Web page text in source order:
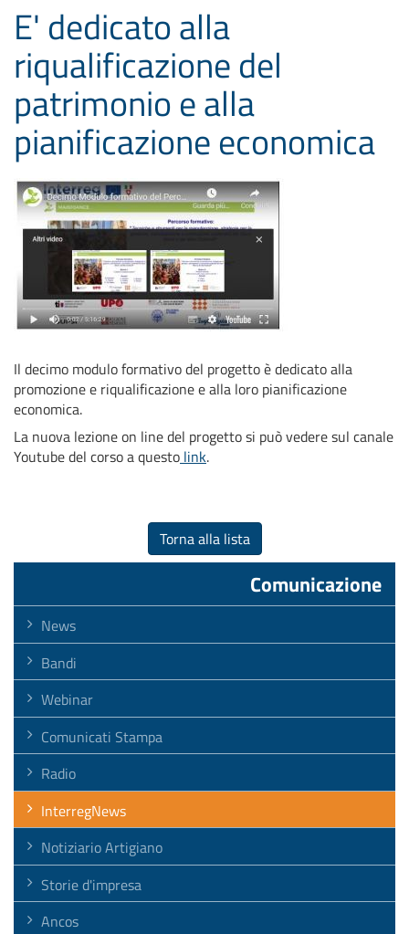
E' dedicato alla
riqualificazione del
patrimonio e alla
pianificazione economica
Il decimo modulo formativo del progetto è dedicato alla
promozione e riqualificazione e alla loro pianificazione
economica.
La nuova lezione on line del progetto si può vedere sul canale
Youtube del corso a questo link.
Torna alla lista
Comunicazione
News
Bandi
Webinar
Comunicati Stampa
Radio
InterregNews
Notiziario Artigiano
Storie d'impresa
Ancos